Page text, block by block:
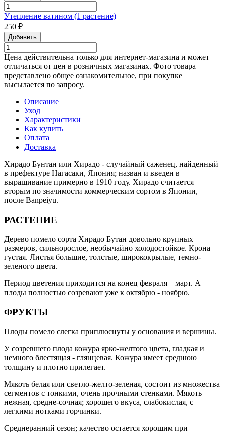
Утепление ватином (1 растение)
250 ₽
Добавить
Цена действительна только для интернет-магазина и может
отличаться от цен в розничных магазинах. Фото товара
представлено общее ознакомительное, при покупке
высылается по запросу.
Описание
Уход
Характеристики
Как купить
Оплата
Доставка
Хирадо Бунтан или Хирадо - случайный саженец, найденный
в префектуре Нагасаки, Япония; назван и введен в
выращивание примерно в 1910 году. Хирадо считается
вторым по значимости коммерческим сортом в Японии,
после Banpeiyu.
РАСТЕНИЕ
Дерево помело сорта Хирадо Бутан довольно крупных
размеров, сильнорослое, необычайно холодостойкое. Крона
густая. Листья большие, толстые, ширококрылые, темно-
зеленого цвета.
Период цветения приходится на конец февраля – март. А
плоды полностью созревают уже к октябрю - ноябрю.
ФРУКТЫ
Плоды помело слегка приплюснуты у основания и вершины.
У созревшего плода кожура ярко-желтого цвета, гладкая и
немного блестящая - глянцевая. Кожура имеет среднюю
толщину и плотно прилегает.
Мякоть белая или светло-желто-зеленая, состоит из множества
сегментов с тонкими, очень прочными стенками. Мякоть
нежная, средне-сочная; хорошего вкуса, слабокислая, с
легкими нотками горчинки.
Среднеранний сезон; качество остается хорошим при